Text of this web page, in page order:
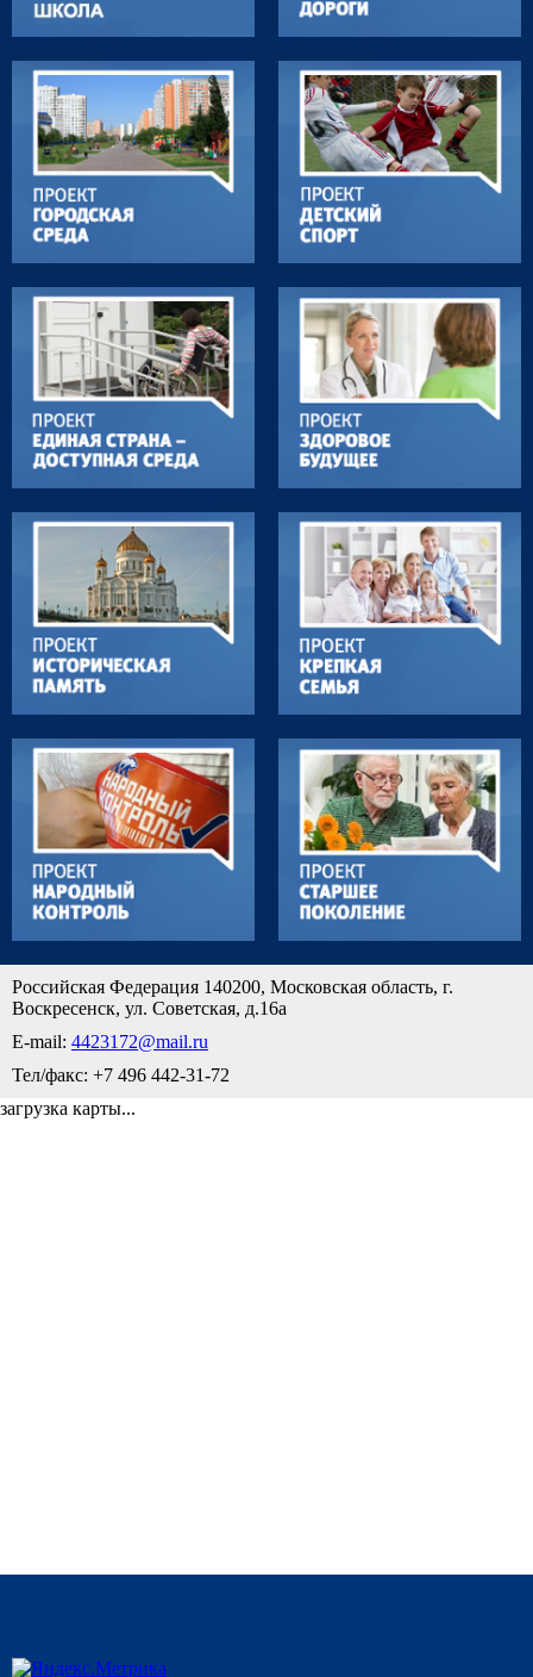
Российская Федерация 140200, Московская область, г.
Воскресенск, ул. Советская, д.16а
E-mail: 4423172@mail.ru
Тел/факс: +7 496 442-31-72
загрузка карты...